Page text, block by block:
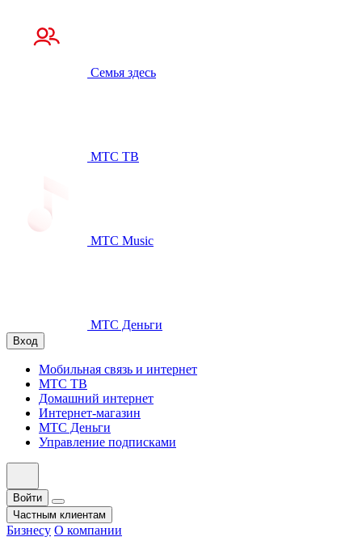
Семья здесь
МТС ТВ
МТС Music
МТС Деньги
Вход
Мобильная связь и интернет
МТС ТВ
Домашний интернет
Интернет-магазин
МТС Деньги
Управление подписками
Войти
Частным клиентам
Бизнесу О компании